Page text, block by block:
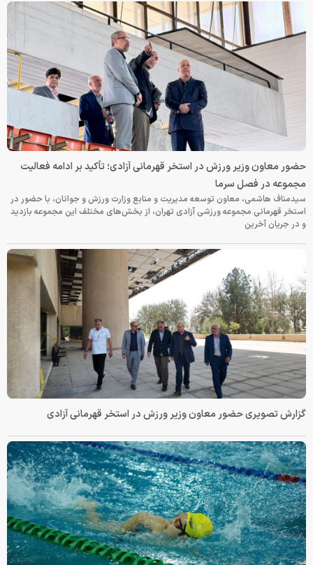
حضور معاون وزیر ورزش در استخر قهرمانی آزادی؛ تأکید بر ادامه فعالیت
مجموعه در فصل سرما
سیدمناف هاشمی، معاون توسعه مدیریت و منابع وزارت ورزش و جوانان، با حضور در
استخر قهرمانی مجموعه ورزشی آزادی تهران، از بخش‌های مختلف این مجموعه بازدید
و در جریان آخرین
گزارش تصویری حضور معاون وزیر ورزش در استخر قهرمانی آزادی